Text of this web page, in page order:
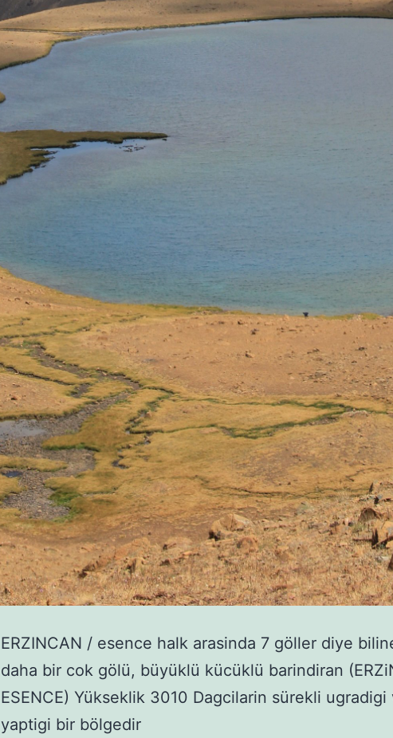
ERZINCAN / esence halk arasinda 7 göller diye
daha bir cok gölü, büyüklü kücüklü barindiran
ESENCE) Yükseklik 3010 Dagcilarin sürekli ugradigi
yaptigi bir bölgedir